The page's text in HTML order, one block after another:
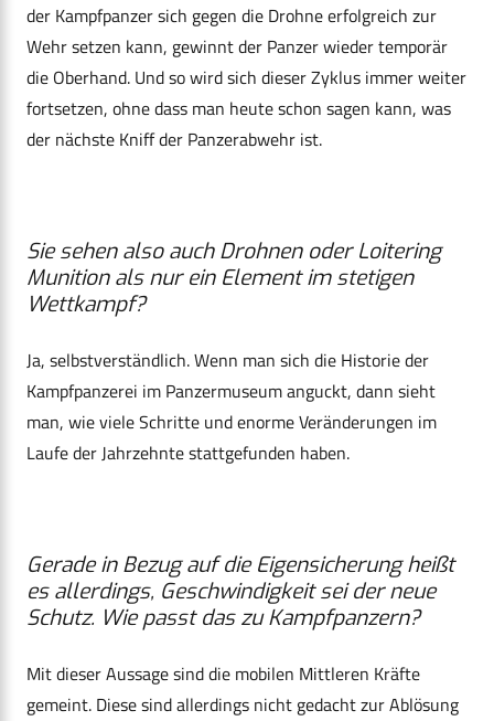
der Kampfpanzer sich gegen die Drohne erfolgreich zur
Wehr setzen kann, gewinnt der Panzer wieder temporär
die Oberhand. Und so wird sich dieser Zyklus immer weiter
fortsetzen, ohne dass man heute schon sagen kann, was
der nächste Kniff der Panzerabwehr ist.
Sie sehen also auch Drohnen oder Loitering
Munition als nur ein Element im stetigen
Wettkampf?
Ja, selbstverständlich. Wenn man sich die Historie der
Kampfpanzerei im Panzermuseum anguckt, dann sieht
man, wie viele Schritte und enorme Veränderungen im
Laufe der Jahrzehnte stattgefunden haben.
Gerade in Bezug auf die Eigensicherung heißt
es allerdings, Geschwindigkeit sei der neue
Schutz. Wie passt das zu Kampfpanzern?
Mit dieser Aussage sind die mobilen Mittleren Kräfte
gemeint. Diese sind allerdings nicht gedacht zur Ablösung